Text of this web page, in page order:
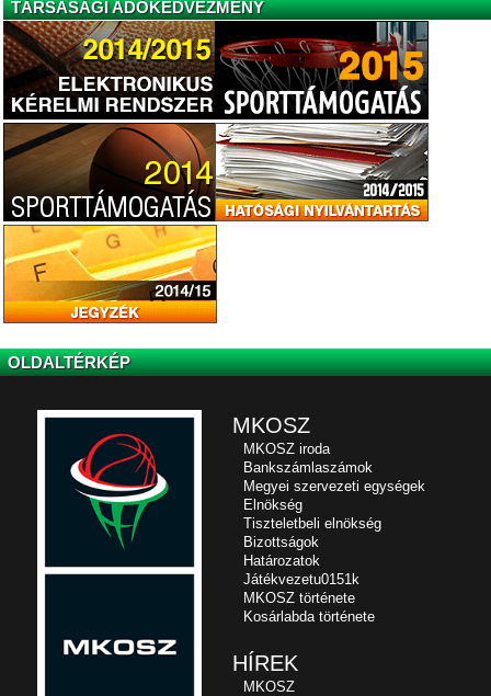
TÁRSASÁGI ADÓKEDVEZMÉNY
OLDALTÉRKÉP
MKOSZ
MKOSZ iroda
Bankszámlaszámok
Megyei szervezeti egységek
Elnökség
Tiszteletbeli elnökség
Bizottságok
Határozatok
Játékvezetu0151k
MKOSZ története
Kosárlabda története
HÍREK
MKOSZ